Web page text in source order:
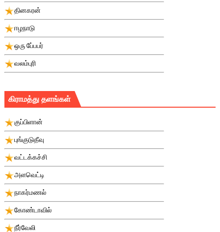
தினகரன்
ஈழநாடு
ஒரு பே்பபர்
வலம்புரி
கிராமத்து தளங்கள்
குப்பிளான்
புங்குடுதீவு
வட்டக்கச்சி
அளவெட்டி
நாகர்மணல்
கோண்டாவில்
நீர்வேலி